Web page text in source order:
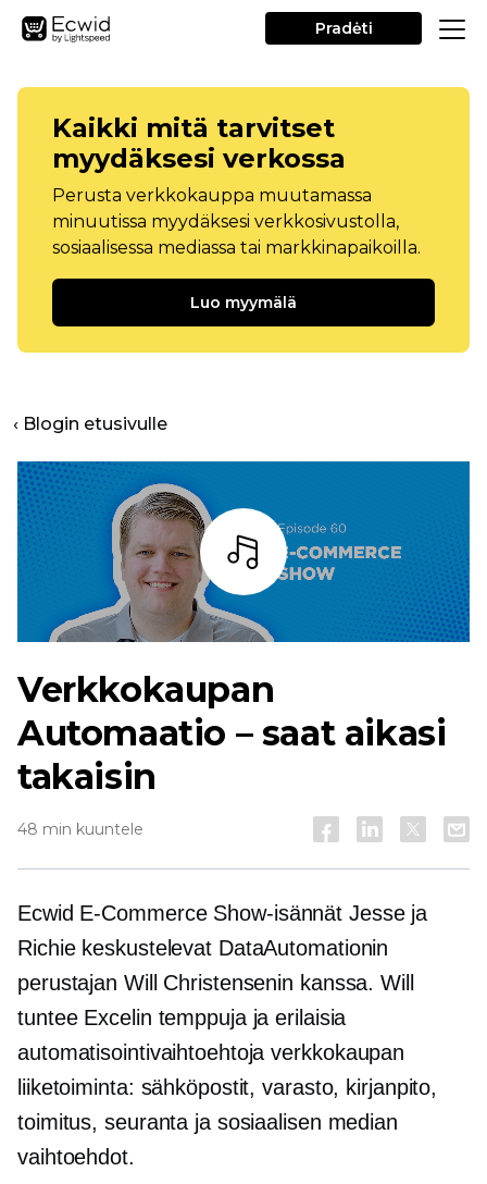
Pradėti
Kaikki mitä tarvitset
myydäksesi verkossa
Perusta verkkokauppa muutamassa
minuutissa myydäksesi verkkosivustolla,
sosiaalisessa mediassa tai markkinapaikoilla.
Luo myymälä
‹ Blogin etusivulle
Kuuntele
Verkkokaupan
Automaatio – saat aikasi
takaisin
48 min kuuntele
Ecwid E-CommerceShow-isännät Jesse ja
Richie keskustelevat DataAutomationin
perustajan Will Christensenin kanssa. Will
tuntee Excelin temppuja ja erilaisia ​​
automatisointivaihtoehtojaverkkokaupan
liiketoiminta: sähköpostit, varasto, kirjanpito,
toimitus, seuranta ja sosiaalisen median
vaihtoehdot.